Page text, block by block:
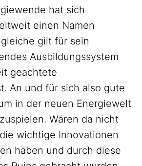
hat sich
einen Namen
gilt für sein
Ausbildungssystem
geachtete
An und für sich also gute
in der neuen Energiewelt
Wären da nicht
wichtige Innovationen
haben und durch diese